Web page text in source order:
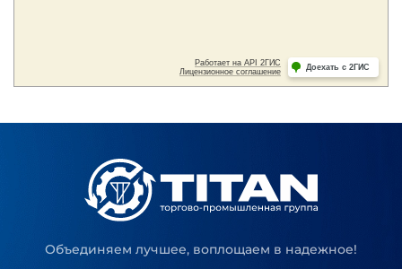
Объединяем лучшее, воплощаем в надежное!